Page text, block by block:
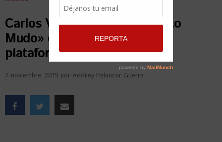
Carlos Varela lanzará «El Grito
Mudo» este viernes en las
plataformas digitales
7 noviembre, 2019 por Addiley Palancar Guerra